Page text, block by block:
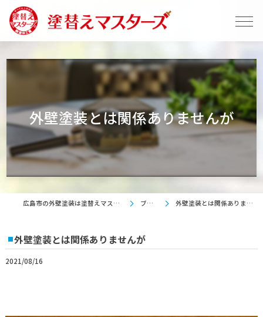
外壁塗装とは関係ありませんが
広島市の外壁塗装は塗替えマスターズ ブログ 外壁塗装とは関係ありませんが
外壁塗装とは関係ありませんが
2021/08/16